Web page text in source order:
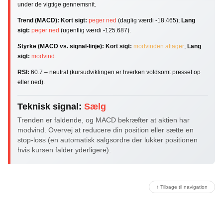
under de vigtige gennemsnit.
Trend (MACD): Kort sigt: peger ned (daglig værdi -18.465); Lang
sigt: peger ned (ugentlig værdi -125.687).
Styrke (MACD vs. signal-linje): Kort sigt: modvinden aftager; Lang
sigt: modvind
RSI: 60.7 – neutral (kursudviklingen er hverken voldsomt presset op
eller ned).
Teknisk signal: Sælg
Trenden er faldende, og MACD bekræfter at aktien har
modvind. Overvej at reducere din position eller sætte en
stop-loss (en automatisk salgsordre der lukker positionen
hvis kursen falder yderligere).
↑ Tilbage til navigation